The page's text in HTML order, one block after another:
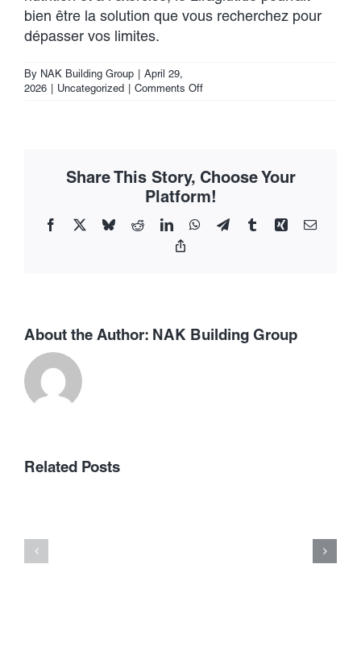
bien être la solution que vous recherchez pour
dépasser vos limites.
By NAK Building Group
April 29,
2026
Uncategorized Comments Offon
Share This Story, Choose Your
Platform!
Facebook BlueskyRedditLinkedInWhatsApp
TelegramTumblrXing Email
About the Author: NAK Building Group
Related Posts
เลือก
bestimmte